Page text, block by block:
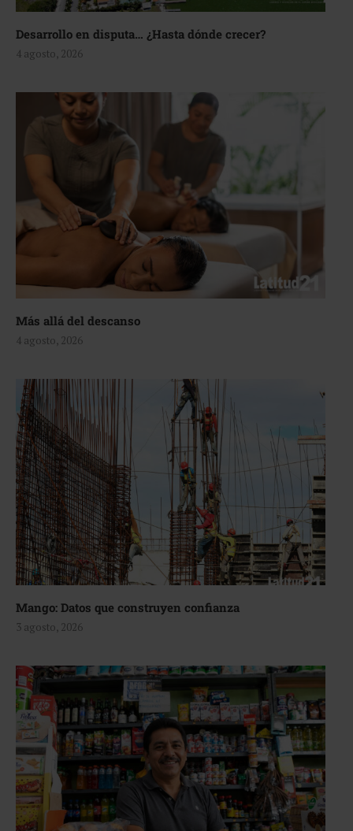
Desarrollo en disputa… ¿Hasta dónde crecer?
4 agosto, 2026
Más allá del descanso
4 agosto, 2026
Mango: Datos que construyen confianza
3 agosto, 2026